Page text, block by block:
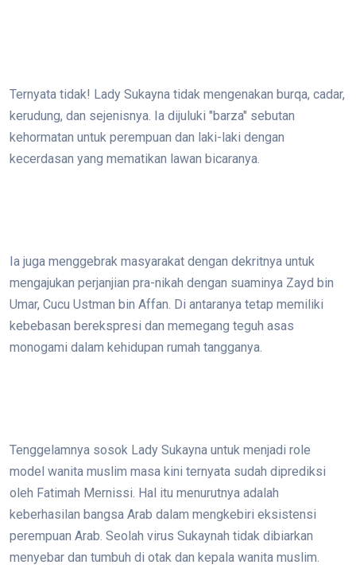
Ternyata tidak! Lady Sukayna tidak mengenakan burqa, cadar,
kerudung, dan sejenisnya. Ia dijuluki "barza" sebutan
kehormatan untuk perempuan dan laki-laki dengan
kecerdasan yang mematikan lawan bicaranya.
Ia juga menggebrak masyarakat dengan dekritnya untuk
mengajukan perjanjian pra-nikah dengan suaminya Zayd bin
Umar, Cucu Ustman bin Affan. Di antaranya tetap memiliki
kebebasan berekspresi dan memegang teguh asas
monogami dalam kehidupan rumah tangganya.
Tenggelamnya sosok Lady Sukayna untuk menjadi role
model wanita muslim masa kini ternyata sudah diprediksi
oleh Fatimah Mernissi. Hal itu menurutnya adalah
keberhasilan bangsa Arab dalam mengkebiri eksistensi
perempuan Arab. Seolah virus Sukaynah tidak dibiarkan
menyebar dan tumbuh di otak dan kepala wanita muslim.